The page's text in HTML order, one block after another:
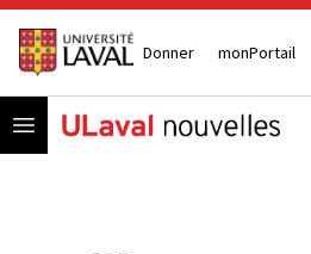
Donner monPortail
Open menu